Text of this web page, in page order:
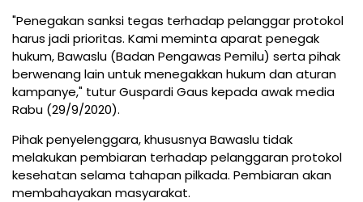
"Penegakan sanksi tegas terhadap pelanggar protokol
harus jadi prioritas. Kami meminta aparat penegak
hukum, Bawaslu (Badan Pengawas Pemilu) serta pihak
berwenang lain untuk menegakkan hukum dan aturan
kampanye," tutur Guspardi Gaus kepada awak media
Rabu (29/9/2020).
Pihak penyelenggara, khususnya Bawaslu tidak
melakukan pembiaran terhadap pelanggaran protokol
kesehatan selama tahapan pilkada. Pembiaran akan
membahayakan masyarakat.